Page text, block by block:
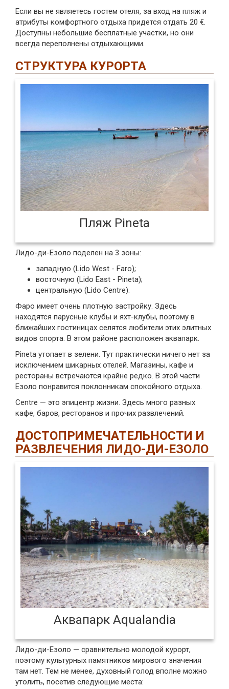
Если вы не являетесь гостем отеля, за вход на пляж и
атрибуты комфортного отдыха придется отдать 20 €.
Доступны небольшие бесплатные участки, но они
всегда переполнены отдыхающими.
СТРУКТУРА КУРОРТА
Пляж Pineta
Лидо-ди-Езоло поделен на 3 зоны:
западную (Lido West - Faro);
восточную (Lido East - Pineta);
центральную (Lido Centre).
Фаро имеет очень плотную застройку. Здесь
находятся парусные клубы и яхт-клубы, поэтому в
ближайших гостиницах селятся любители этих элитных
видов спорта. В этом районе расположен аквапарк.
Pineta утопает в зелени. Тут практически ничего нет за
исключением шикарных отелей. Магазины, кафе и
рестораны встречаются крайне редко. В этой части
Езоло понравится поклонникам спокойного отдыха.
Centre — это эпицентр жизни. Здесь много разных
кафе, баров, ресторанов и прочих развлечений.
ДОСТОПРИМЕЧАТЕЛЬНОСТИ И
РАЗВЛЕЧЕНИЯ ЛИДО-ДИ-ЕЗОЛО
Аквапарк Aqualandia
Лидо-ди-Езоло — сравнительно молодой курорт,
поэтому культурных памятников мирового значения
там нет. Тем не менее, духовный голод вполне можно
утолить, посетив следующие места: